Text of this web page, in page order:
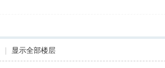
显示全部楼层